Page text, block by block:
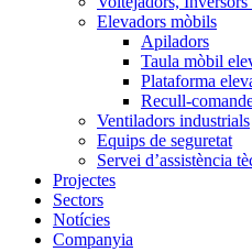
Elevadors mòbils
Apiladors
Taula mòbil
Plataforma
Recull-
Ventiladors industrials
Equips de seguretat
Servei d’assistència
Projectes
Sectors
Notícies
Companyia